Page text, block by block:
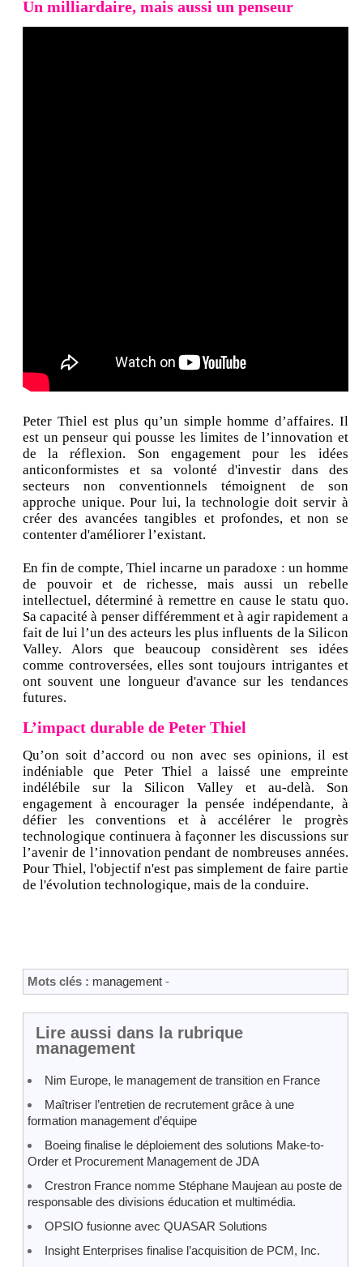
Un milliardaire, mais aussi un penseur
Peter Thiel est plus qu’un simple homme d’affaires. Il
est un penseur qui pousse les limites de l’innovation et
de la réflexion. Son engagement pour les idées
anticonformistes et sa volonté d'investir dans des
secteurs non conventionnels témoignent de son
approche unique. Pour lui, la technologie doit servir à
créer des avancées tangibles et profondes, et non se
contenter d'améliorer l’existant.
En fin de compte, Thiel incarne un paradoxe : un homme
de pouvoir et de richesse, mais aussi un rebelle
intellectuel, déterminé à remettre en cause le statu quo.
Sa capacité à penser différemment et à agir rapidement a
fait de lui l’un des acteurs les plus influents de la Silicon
Valley. Alors que beaucoup considèrent ses idées
comme controversées, elles sont toujours intrigantes et
ont souvent une longueur d'avance sur les tendances
futures.
L’impact durable de Peter Thiel
Qu’on soit d’accord ou non avec ses opinions, il est
indéniable que Peter Thiel a laissé une empreinte
indélébile sur la Silicon Valley et au-delà. Son
engagement à encourager la pensée indépendante, à
défier les conventions et à accélérer le progrès
technologique continuera à façonner les discussions sur
l’avenir de l’innovation pendant de nombreuses années.
Pour Thiel, l'objectif n'est pas simplement de faire partie
de l'évolution technologique, mais de la conduire.
Mots clés : management -
Lire aussi dans la rubrique
management
Nim Europe, le management de transition en France
Maîtriser l’entretien de recrutement grâce à une
formation management d’équipe
Boeing finalise le déploiement des solutions Make-to-
Order et Procurement Management de JDA
Crestron France nomme Stéphane Maujean au poste de
responsable des divisions éducation et multimédia.
OPSIO fusionne avec QUASAR Solutions
Insight Enterprises finalise l’acquisition de PCM, Inc.